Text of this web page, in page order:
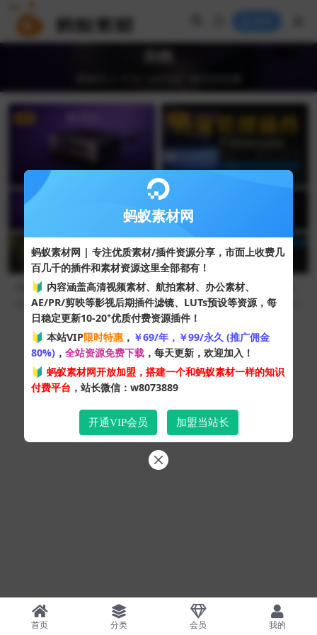
AE插件-特效管理控制工具 Vid
eoCopilot FXConsole v1.0.5
Mac版
91 10
AE插件-特效管理控制工具 Vid
eoCopilot FXConsole v1.0.5
Win汉化版
227
Copyright © 2024 蚂蚁素材网- 版权所有 All rights reserved.
粤ICP备19095528号
XML网站地图 HTML网站地图 百度地图
SQL：42|Pages：1.04340s
首页 分类 会员 我的
蚂蚁素材网
蚂蚁素材网 | 专注优质素材/插件资源分享，市面上收费几
百几千的插件和素材资源这里全部都有！
🔰 内容涵盖高清视频素材、航拍素材、办公素材、
AE/PR/剪映等影视后期插件滤镜、LUTs预设等资源，每
日稳定更新10-20+优质付费资源插件！
🔰 本站VIP限时特惠 ， ￥69/年，￥99/永久 (推广佣金
80%) ， 全站资源免费下载 ，每天更新，欢迎加入！
🔰 蚂蚁素材网开放加盟，搭建一个和蚂蚁素材一样的知识
付费平台 ，站长微信：w8073889
开通VIP会员 加盟当站长